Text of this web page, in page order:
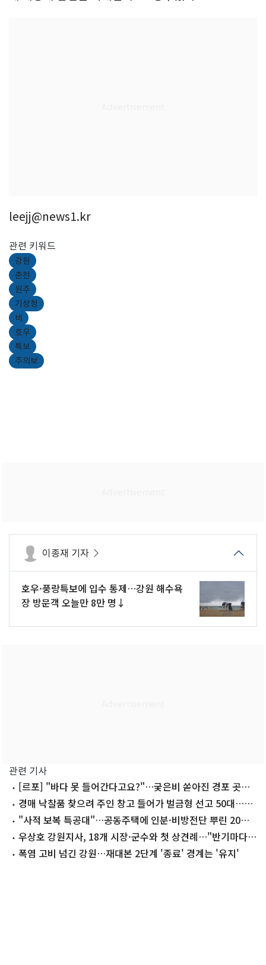
leejj@news1.kr
관련 키워드
강원
춘천
원주
기상청
비
호우
특보
주의보
이종재 기자
호우·풍랑특보에 입수 통제…강원 해수욕
장 방문객 오늘만 8만 명↓
관련 기사
[르포] "바다 못 들어간다고요?"…궂은비 쏟아진 경포 곳곳
서 '탄식'
경매 낙찰품 찾으려 주인 창고 들어가 벌금형 선고 50대…2
심 판단은
"사적 보복 특공대"…공동주택에 인분·비방전단 뿌린 20대
의 최후
우상호 강원지사, 18개 시장·군수와 첫 상견례…"반기마다
만나자"
폭염 고비 넘긴 강원…재대본 2단계 '종료' 경계는 '유지'